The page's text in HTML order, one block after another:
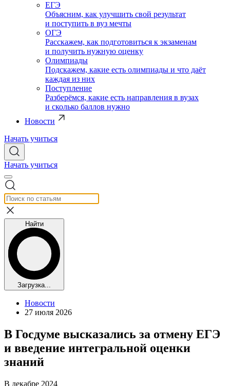
ЕГЭ
Объясним, как улучшить свой результат
и поступить в вуз мечты
ОГЭ
Расскажем, как подготовиться к экзаменам
и получить нужную оценку
Олимпиады
Подскажем, какие есть олимпиады и что даёт
каждая из них
Поступление
Разберёмся, какие есть направления в вузах
и сколько баллов нужно
Новости
Начать учиться
Начать учиться
Найти
Загрузка...
Новости
27 июля 2026
В Госдуме высказались за отмену ЕГЭ
и введение интегральной оценки
знаний
В декабре 2024